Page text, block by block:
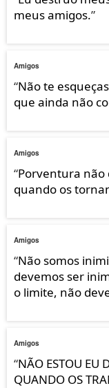
meus amigos.”
Amigos
“Não te
que ainda não
Amigos
“Porventura não
quando os
Amigos
“Não somos
devemos ser
o limite, não
Amigos
“NÃO ESTOU EU
QUANDO OS